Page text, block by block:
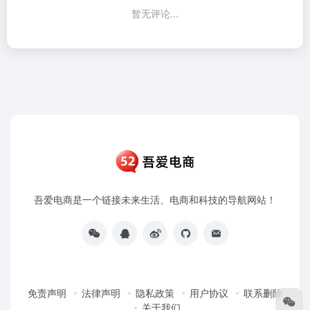
暂无评论...
吾爱电商是一个链接未来生活、电商和科技的导航网站！
免责声明 法律声明 隐私政策 用户协议
联系删除
关于我们